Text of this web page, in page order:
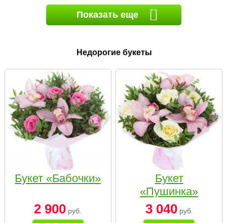
Показать еще
Недорогие букеты
Букет «Бабочки»
2 900 руб.
Букет
«Пушинка»
3 040руб.